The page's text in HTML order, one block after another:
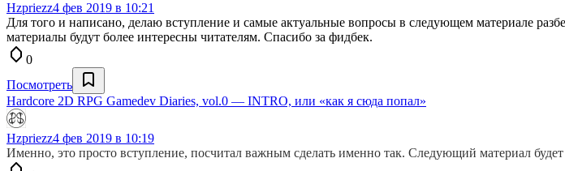
Hzpriezz4 фев 2019 в 10:21
Для того и написано, делаю вступление и самые актуальные вопросы в следующем материале
материалы будут более интересны читателям. Спасибо за фидбек.
0
Посмотреть
Hardcore 2D RPG Gamedev Diaries, vol.0 — INTRO, или «как я сюда попал»
Hzpriezz4 фев 2019 в 10:19
Именно, это просто вступление, посчитал важным сделать именно так. Следующий материал будет